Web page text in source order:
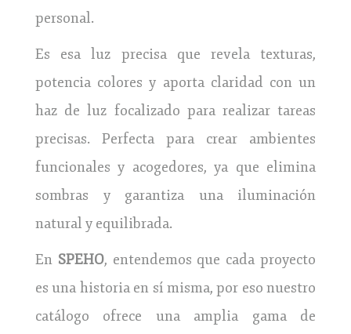
personal.
Es esa luz precisa que revela texturas,
potencia colores y aporta claridad con un
haz de luz focalizado para realizar tareas
precisas. Perfecta para crear ambientes
funcionales y acogedores, ya que elimina
sombras y garantiza una iluminación
natural y equilibrada.
En SPEHO, entendemos que cada proyecto
es una historia en sí misma, por eso nuestro
catálogo ofrece una amplia gama de